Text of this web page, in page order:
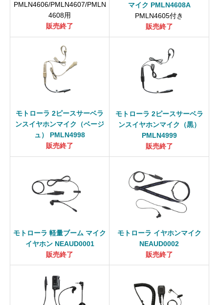
PMLN4606/PMLN4607/PMLN
4608用
販売終了
マイク PMLN4608A
PMLN4605付き
販売終了
モトローラ 2ピースサーベラ
ンスイヤホンマイク（ベージ
ュ） PMLN4998
販売終了
モトローラ 2ピースサーベラ
ンスイヤホンマイク（黒）
PMLN4999
販売終了
モトローラ 軽量ブーム マイク
イヤホン NEAUD0001
販売終了
モトローラ イヤホンマイク
NEAUD0002
販売終了